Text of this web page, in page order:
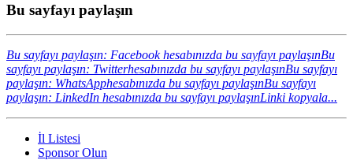
Bu sayfayı paylaşın
Bu sayfayı paylaşın: Facebook hesabınızda bu sayfayı paylaşınBu
sayfayı paylaşın: Twitterhesabınızda bu sayfayı paylaşınBu sayfayı
paylaşın: WhatsApphesabınızda bu sayfayı paylaşınBu sayfayı
paylaşın: LinkedIn hesabınızda bu sayfayı paylaşınLinki kopyala...
İl Listesi
Sponsor Olun